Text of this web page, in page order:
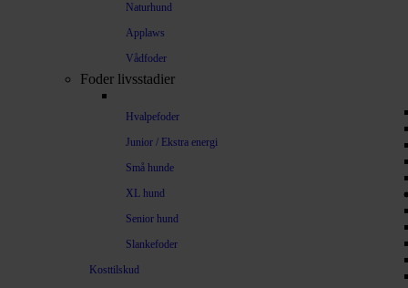
Naturhund
Applaws
Vådfoder
Foder livsstadier
Hvalpefoder
Junior / Ekstra energi
Små hunde
XL hund
Senior hund
Slankefoder
Kosttilskud